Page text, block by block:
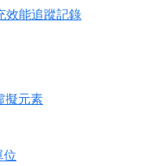
效能追蹤記錄
擬元素
位